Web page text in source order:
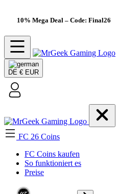
10% Mega Deal – Code: Final26
DE € EUR
FC 26 Coins
FC Coins kaufen
So funktioniert es
Preise